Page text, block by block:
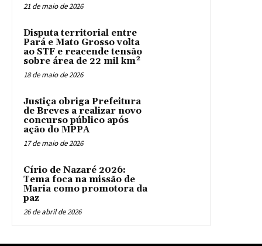
21 de maio de 2026
Disputa territorial entre
Pará e Mato Grosso volta
ao STF e reacende tensão
sobre área de 22 mil km²
18 de maio de 2026
Justiça obriga Prefeitura
de Breves a realizar novo
concurso público após
ação do MPPA
17 de maio de 2026
Círio de Nazaré 2026:
Tema foca na missão de
Maria como promotora da
paz
26 de abril de 2026